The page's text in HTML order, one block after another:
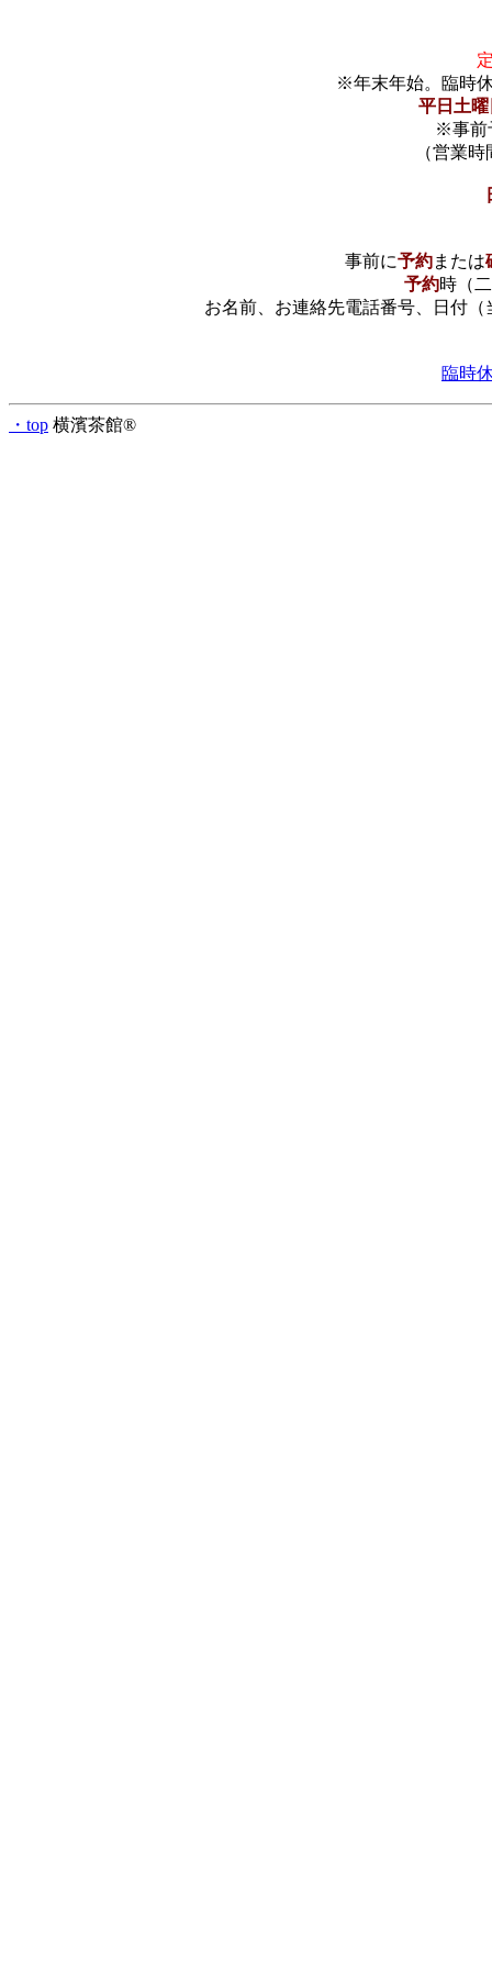
※年末年始。臨時
平日土
※事前
（営業
事前に予約または
予約時（
お名前、お連絡先電話番号、日付
臨時
・top 横濱茶館®